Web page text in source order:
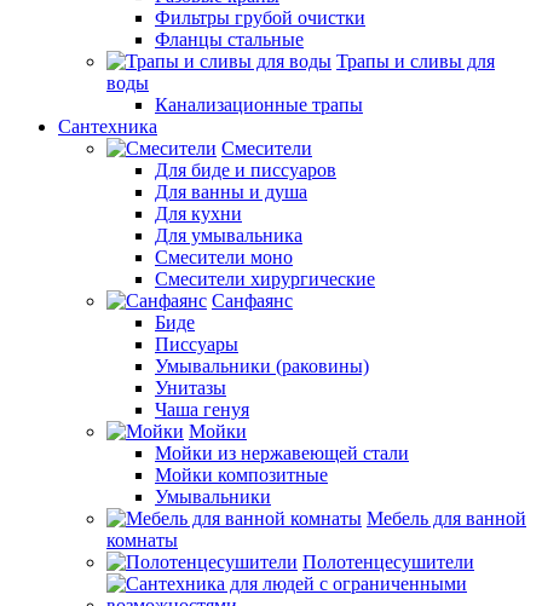
Фильтры грубой очистки
Фланцы стальные
Трапы и сливы для
воды
Канализационные трапы
Сантехника
Смесители
Для биде и писсуаров
Для ванны и душа
Для кухни
Для умывальника
Смесители моно
Смесители хирургические
Санфаянс
Биде
Писсуары
Умывальники (раковины)
Унитазы
Чаша генуя
Мойки
Мойки из нержавеющей стали
Мойки композитные
Умывальники
Мебель для ванной
комнаты
Полотенцесушители